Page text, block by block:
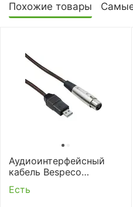
Похожие товары
Аудиоинтерфейсный
кабель Bespeco
BMUSB200
Есть